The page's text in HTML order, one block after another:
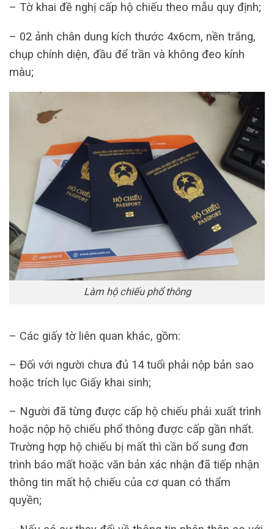
– Tờ khai đề nghị cấp hộ chiếu theo mẫu quy định;
– 02 ảnh chân dung kích thước 4x6cm, nền trắng,
chụp chính diện, đầu để trần và không đeo kính
màu;
Làm hộ chiếu phổ thông
– Các giấy tờ liên quan khác, gồm:
– Đối với người chưa đủ 14 tuổi phải nộp bản sao
hoặc trích lục Giấy khai sinh;
– Người đã từng được cấp hộ chiếu phải xuất trình
hoặc nộp hộ chiếu phổ thông được cấp gần nhất.
Trường hợp hộ chiếu bị mất thì cần bổ sung đơn
trình báo mất hoặc văn bản xác nhận đã tiếp nhận
thông tin mất hộ chiếu của cơ quan có thẩm
quyền;